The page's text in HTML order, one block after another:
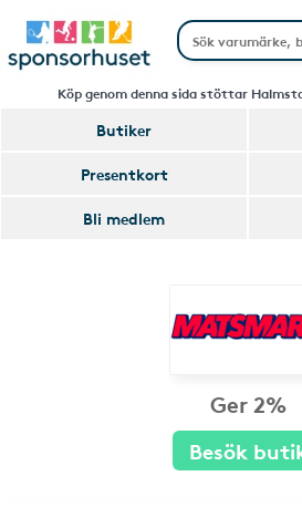
Köp genom denna sida stöttar
Butiker
Presentkort
Bli medlem
Ger 2%
Besök